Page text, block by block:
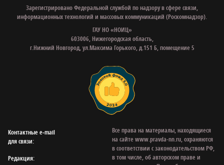
Зарегистрировано Федеральной службой по надзору в сфере связи,
информационных технологий и массовых коммуникаций (Роскомнадзор).
ГАУ НО «НОИЦ»
603006, Нижегородская область,
г.Нижний Новгород, ул.Максима Горького, д.151 Б, помещение 5
Контактные e‑mail
для связи:
Редакция:
Все права на материалы, находящиеся
на сайте www.pravda-nn.ru, охраняются
в соответствии с законодательством РФ,
в том числе, об авторском праве и